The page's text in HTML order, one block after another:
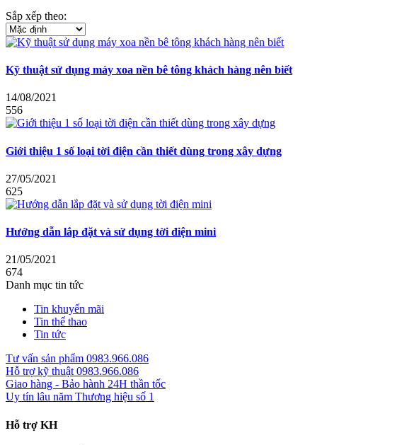
Sắp xếp theo:
Kỹ thuật sử dụng máy xoa nền bê tông khách hàng nên biết
14/08/2021
556
Giới thiệu 1 số loại tời điện cần thiết dùng trong xây dựng
27/05/2021
625
Hướng dẫn lắp đặt và sử dụng tời điện mini
21/05/2021
674
Danh mục tin tức
Tin khuyến mãi
Tin thể thao
Tin tức
Tư vấn sản phẩm 0983.966.086
Hỗ trợ kỹ thuật 0983.966.086
Giao hàng - Bảo hành 24H thần tốc
Uy tín lâu năm Thương hiệu số 1
Hỗ trợ KH